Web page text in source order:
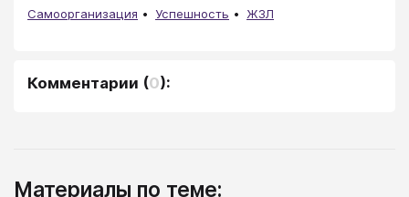
Самоорганизация Успешность ЖЗЛ
Комментарии (0):
Материалы по теме: